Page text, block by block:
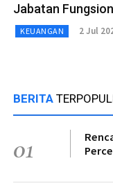
Jabatan
KEUANGAN 2 Jul
BERITA
01